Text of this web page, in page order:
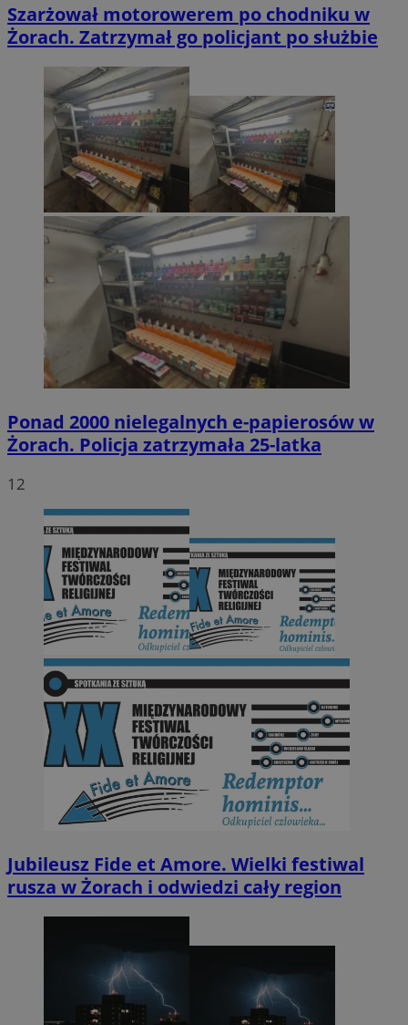
Szarżował motorowerem po chodniku w
Żorach. Zatrzymał go policjant po służbie
Ponad 2000 nielegalnych e-papierosów w
Żorach. Policja zatrzymała 25-latka
12
Jubileusz Fide et Amore. Wielki festiwal
rusza w Żorach i odwiedzi cały region